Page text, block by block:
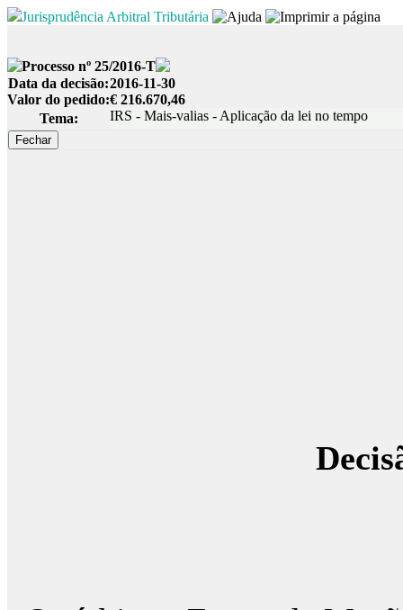
Jurisprudência Arbitral Tributária
Processo nº 25/2016-T
Data da decisão:2016-11-30
Valor do pedido:€ 216.670,46
Tema:
IRS - Mais-valias - Aplicação da lei no tempo